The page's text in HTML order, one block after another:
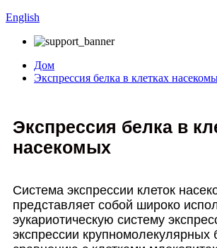
English
Дом
Экспрессия белка в клетках
Экспрессия белка в
насекомых
Система экспрессии клеток
представляет собой широко
эукариотическую систему
экспрессии крупномолекулярных